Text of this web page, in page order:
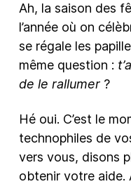
Mozilla VPN
New Products
Advertising
Principles
Mozilla
Internet Policy
From the Team
Ah, la saison des
l’année où on
se régale les
même question :
de le rallumer ?
Hé oui. C’est le
technophiles de
vers vous, disons
obtenir votre aide.